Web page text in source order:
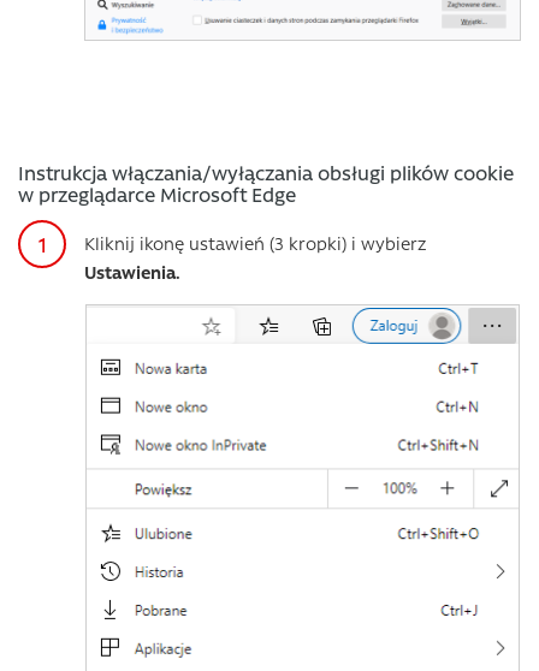
Instrukcja włączania/wyłączania obsługi plików cookie
w przeglądarce Microsoft Edge
Kliknij ikonę ustawień (3 kropki) i wybierz
Ustawienia.